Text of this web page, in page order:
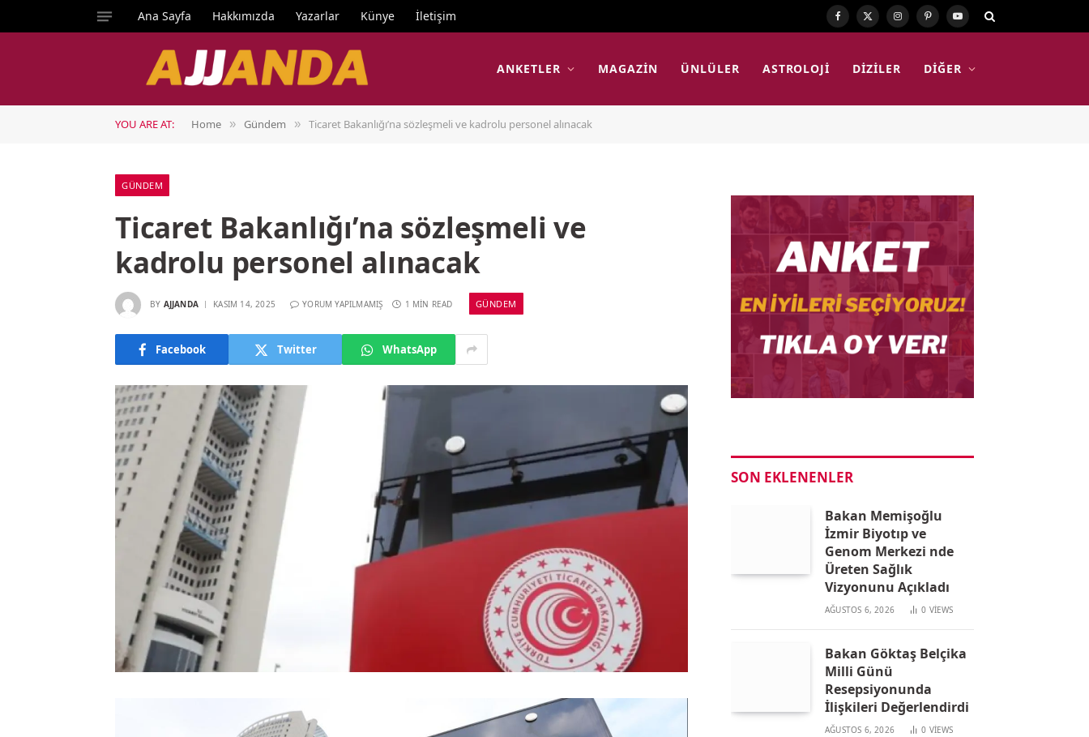
Ana Sayfa Hakkımızda Yazarlar Künye İletişim Facebook
X
Instagram
PinterestYouTube
ANKETLER MAGAZIN ÜNLÜLER ASTROLOJI DIZILER DIĞER
YOU ARE AT: Home » Gündem » Ticaret Bakanlığı’na sözleşmeli ve kadrolu personel alınacak
GÜNDEM
Ticaret Bakanlığı’na sözleşmeli ve
kadrolu personel alınacak
BY AJJANDA KASIM 14, 2025 YORUM YAPILMAMIŞ 1 MIN READ GÜNDEM
Facebook Twitter WhatsApp
SON EKLENENLER
Bakan Memişoğlu
İzmir Biyotıp ve
Genom Merkezi nde
Üreten Sağlık
Vizyonunu Açıkladı
AĞUSTOS 6, 2026 0 VIEWS
Bakan Göktaş Belçika
Milli Günü
Resepsiyonunda
İlişkileri Değerlendirdi
AĞUSTOS 6, 2026 0 VIEWS